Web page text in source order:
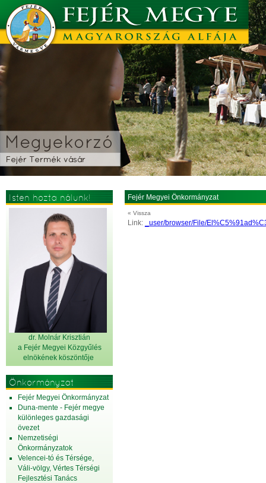
Isten hozta nálunk!
dr. Molnár Krisztián
a Fejér Megyei Közgyűlés
elnökének köszöntője
Önkormányzat
Fejér Megyei Önkormányzat
Duna-mente - Fejér megye
különleges gazdasági
övezet
Nemzetiségi
Önkormányzatok
Velencei-tó és Térsége,
Váli-völgy, Vértes Térségi
Fejlesztési Tanács
Fejér Megyei Önkormányzat
« Vissza
Link: _user/browser/File/